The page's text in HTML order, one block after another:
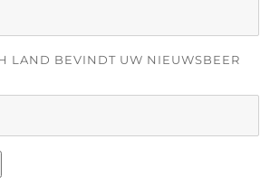
LAND BEVINDT UW NIEUWSBEER